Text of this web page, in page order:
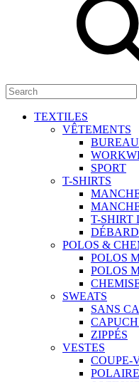
TEXTILES
VÊTEMENTS
BUREAU
SPORT
T-SHIRTS
T-SHIRT
POLOS &
POLOS
POLOS
SWEATS
SANS
ZIPPÉS
VESTES
COUPE-